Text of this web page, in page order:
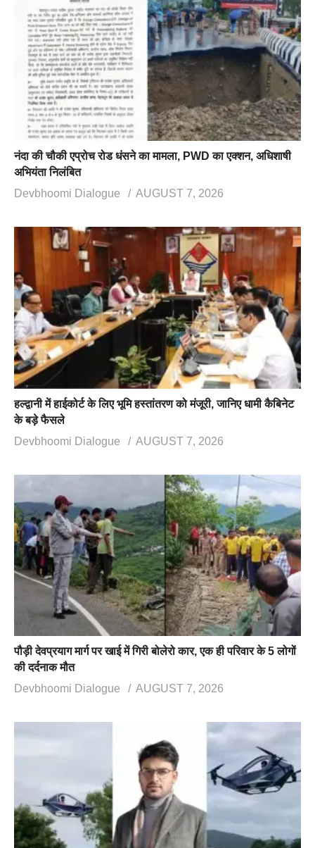
नंदा की चौकी एप्रोच रोड धंसने का मामला, PWD का एक्शन, अधिशाषी
अभियंता निलंबित
Devbhoomi Dialogue
AUGUST 7, 2026
हल्द्वानी में हाईकोर्ट के लिए भूमि हस्तांतरण को मंजूरी, जानिए धामी कैबिनेट
के बड़े फैसले
Devbhoomi Dialogue
AUGUST 7, 2026
पौड़ी देवप्रयाग मार्ग पर खाई में गिरी बोलेरो कार, एक ही परिवार के 5 लोगों
की दर्दनाक मौत
Devbhoomi Dialogue
AUGUST 7, 2026